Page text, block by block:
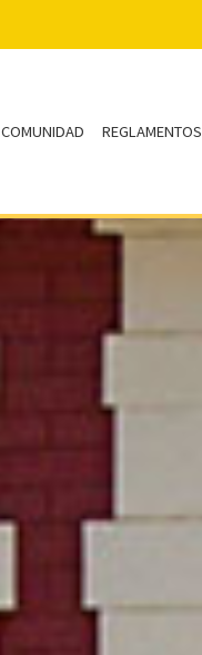
COMUNIDAD REGLAMENTOS